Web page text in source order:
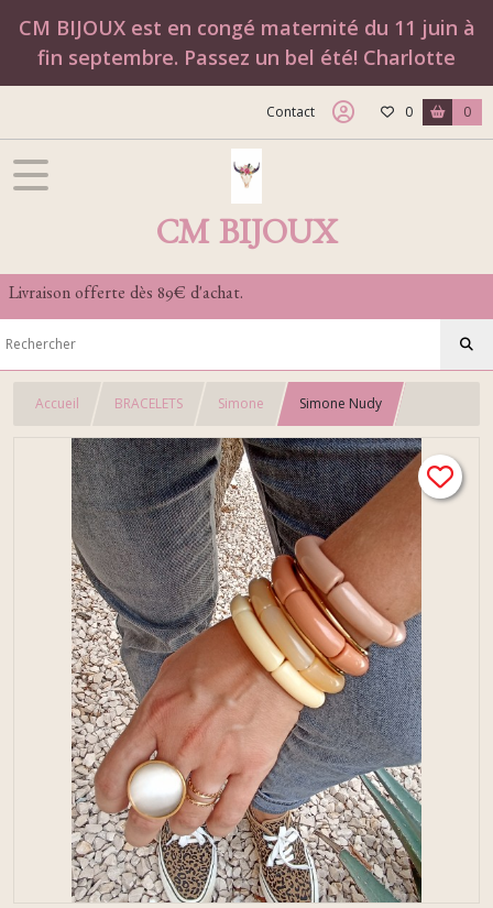
CM BIJOUX est en congé maternité du 11 juin à
fin septembre. Passez un bel été! Charlotte
Contact 0 0
CM BIJOUX
Livraison offerte dès 89€ d'achat.
Accueil BRACELETS Simone Simone Nudy